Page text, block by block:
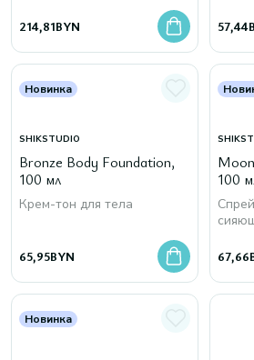
214,81BYN 57,44
Новинка
SHIKSTUDIO
Bronze Body Foundation,
100 мл
Крем-тон для тела
65,95BYN
100
67,66
Новинка